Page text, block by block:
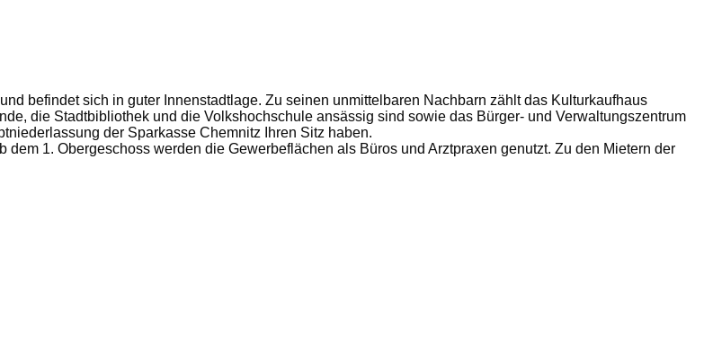
befindet sich in guter Innenstadtlage. Zu seinen unmittelbaren Nachbarn zählt das Kulturkaufhaus
die Stadtbibliothek und die Volkshochschule ansässig sind sowie das Bürger- und Verwaltungszentrum
der Sparkasse Chemnitz Ihren Sitz haben.
1. Obergeschoss werden die Gewerbeflächen als Büros und Arztpraxen genutzt. Zu den Mietern der